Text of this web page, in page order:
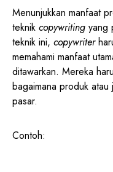
Menunjukkan manfaat
teknik copywriting yang
teknik ini, copywriter
memahami manfaat
ditawarkan. Mereka
bagaimana produk
pasar.
Contoh: